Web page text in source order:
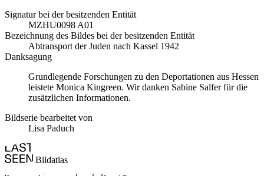
Signatur bei der besitzenden Entität
MZHU0098 A01
Bezeichnung des Bildes bei der besitzenden Entität
Abtransport der Juden nach Kassel 1942
Danksagung
Grundlegende Forschungen zu den Deportationen aus Hessen
leistete Monica Kingreen. Wir danken Sabine Salfer für die
zusätzlichen Informationen.
Bildserie bearbeitet von
Lisa Paduch
Bildatlas